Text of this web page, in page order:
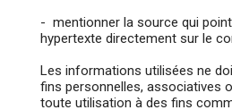
- mentionner la source qui
hypertexte directement sur le
Les informations utilisées ne
fins personnelles, associatives
toute utilisation à des fins